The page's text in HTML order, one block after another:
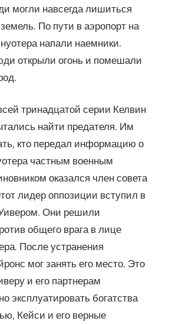
могли навсегда лишиться
По пути в аэропорт на
напали наемники.
открыли огонь и помешали
тринадцатой серии Келвин
найти предателя. Им
кто передал информацию о
частным военным
оказался член совета
лидер оппозиции вступил в
Они решили
общего врага в лице
После устранения
мог занять его место. Это
и его партнерам
эксплуатировать богатства
Кейси и его верные